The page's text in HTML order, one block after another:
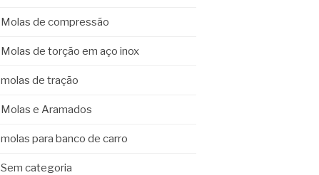
Molas de compressão
Molas de torção em aço inox
molas de tração
Molas e Aramados
molas para banco de carro
Sem categoria